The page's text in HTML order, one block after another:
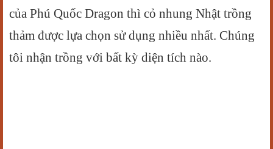
của Phú Quốc Dragon thì cỏ nhung Nhật trồng
thảm được lựa chọn sử dụng nhiều nhất. Chúng
tôi nhận trồng với bất kỳ diện tích nào.